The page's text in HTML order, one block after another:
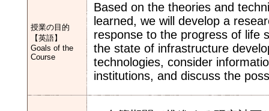
授業の目的
【英語】
Goals of the
Course
Based on the theories and
learned, we will develop a
response to the progress of life
the state of infrastructure
technologies, consider
institutions, and discuss the